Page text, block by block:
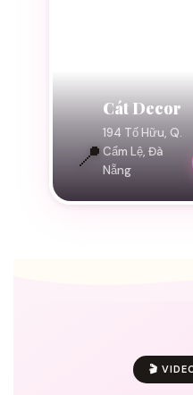
📍
Cát Decor
194 Tố Hữu, Q.
Cẩm Lệ, Đà
Nẵng
🎬